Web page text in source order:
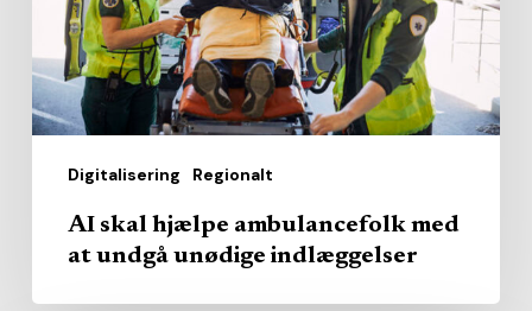
Digitalisering Regionalt
undgå
unødige
indlæggelser
AI skal hjælpe ambulancefolk med
at undgå unødige indlæggelser